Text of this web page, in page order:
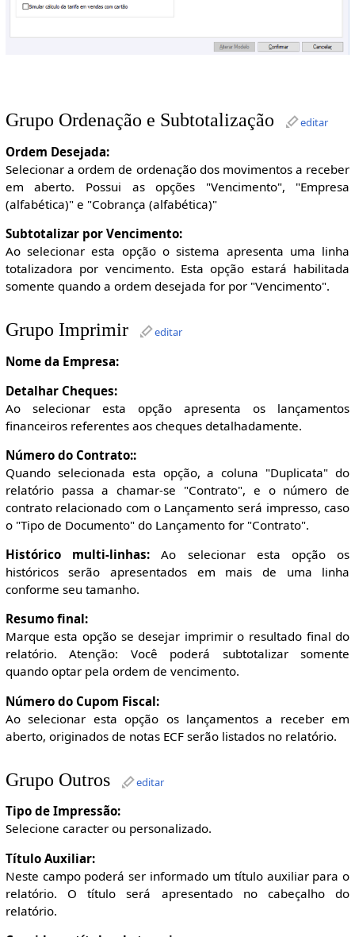
Grupo Ordenação e Subtotalização editar
Ordem Desejada:
Selecionar a ordem de ordenação dos movimentos a receber
em aberto. Possui as opções "Vencimento", "Empresa
(alfabética)" e "Cobrança (alfabética)"
Subtotalizar por Vencimento:
Ao selecionar esta opção o sistema apresenta uma linha
totalizadora por vencimento. Esta opção estará habilitada
somente quando a ordem desejada for por "Vencimento".
Grupo Imprimir editar
Nome da Empresa:
Detalhar Cheques:
Ao selecionar esta opção apresenta os lançamentos
financeiros referentes aos cheques detalhadamente.
Número do Contrato::
Quando selecionada esta opção, a coluna "Duplicata" do
relatório passa a chamar-se "Contrato", e o número de
contrato relacionado com o Lançamento será impresso, caso
o "Tipo de Documento" do Lançamento for "Contrato".
Histórico multi-linhas: Ao selecionar esta opção os
históricos serão apresentados em mais de uma linha
conforme seu tamanho.
Resumo final:
Marque esta opção se desejar imprimir o resultado final do
relatório. Atenção: Você poderá subtotalizar somente
quando optar pela ordem de vencimento.
Número do Cupom Fiscal:
Ao selecionar esta opção os lançamentos a receber em
aberto, originados de notas ECF serão listados no relatório.
Grupo Outros editar
Tipo de Impressão:
Selecione caracter ou personalizado.
Título Auxiliar:
Neste campo poderá ser informado um título auxiliar para o
relatório. O título será apresentado no cabeçalho do
relatório.